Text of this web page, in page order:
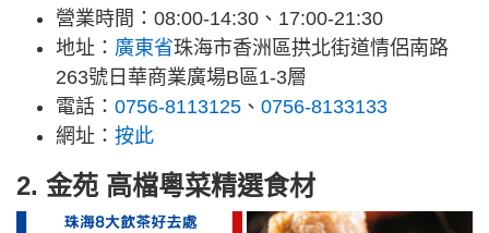
營業時間：08:00-14:30、17:00-21:30
地址： 廣東省珠海市香洲區拱北街道情侶南路
263號日華商業廣場B區1-3層
電話： 0756-8113125 、 0756-8133133
網址： 按此
2. 金苑 高檔粵菜精選食材